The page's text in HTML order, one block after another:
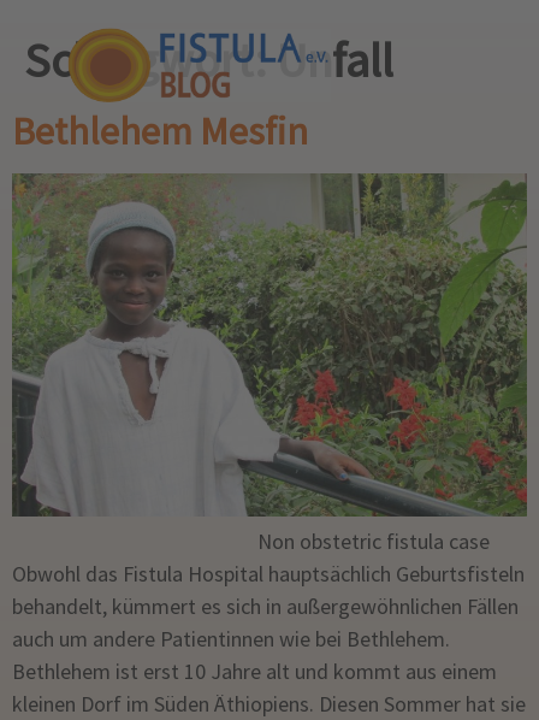
Schlagwort:Unfall
Bethlehem Mesfin
Non obstetric fistula case
Obwohl das Fistula Hospital hauptsächlich Geburtsfisteln
behandelt, kümmert es sich in außergewöhnlichen Fällen
auch um andere Patientinnen wie bei Bethlehem.
Bethlehem ist erst 10 Jahre alt und kommt aus einem
kleinen Dorf im Süden Äthiopiens. Diesen Sommer hat sie